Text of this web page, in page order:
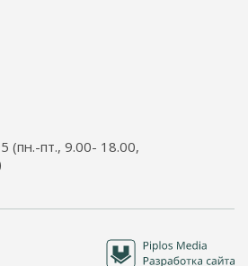
(пн.-пт., 9.00- 18.00,